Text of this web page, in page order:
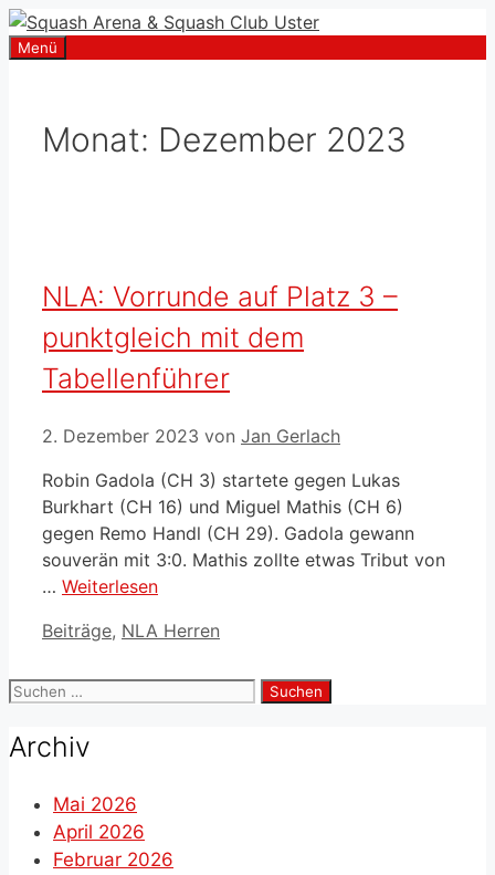
Zum
Inhalt
Menü
Monat: Dezember 2023
NLA: Vorrunde auf Platz 3 –
punktgleich mit dem
Tabellenführer
2. Dezember 2023 von Jan Gerlach
Robin Gadola (CH 3) startete gegen Lukas
Burkhart (CH 16) und Miguel Mathis (CH 6)
gegen Remo Handl (CH 29). Gadola gewann
souverän mit 3:0. Mathis zollte etwas Tribut von
… Weiterlesen
Kategorien
Beiträge, NLA Herren
Suchen
Archiv
Mai 2026
April 2026
Februar 2026